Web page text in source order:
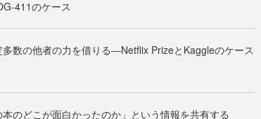
411のケース
多数の他者の力を借りる―Netflix PrizeとKaggleのケース
本のどこが面白かったのか」という情報を共有する